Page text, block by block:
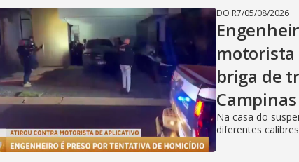
DO R7/05/08/2026
briga de
Campinas
Na casa do
diferentes